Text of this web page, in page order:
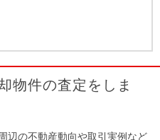
物件の査定をしま
辺の不動産動向や取引実例など